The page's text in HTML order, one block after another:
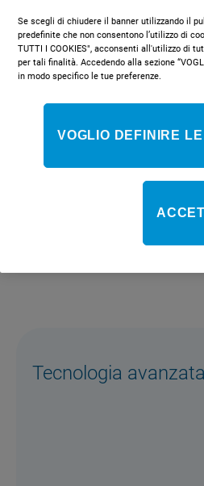
cm e 90 cm di larghezza.
ambiente fresco e privo di grassi.
funzionamento super silenzioso.
tecnologia LED. Filtri antigrasso in
Tecnologia avanzata
Se scegli di chiudere il banner utilizzando il
predefinite che non consentono l’utilizzo di
TUTTI I COOKIES", acconsenti all'utilizzo di
per tali finalità. Accedendo alla sezione
in modo specifico le tue preferenze.
VOGLIO DEFINIRE